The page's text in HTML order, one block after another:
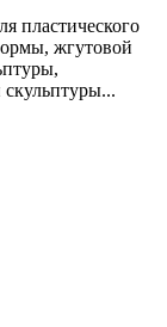
пластического
жгутовой